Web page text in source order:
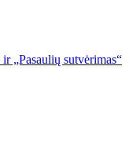
„Pasaulių sutvėrimas“